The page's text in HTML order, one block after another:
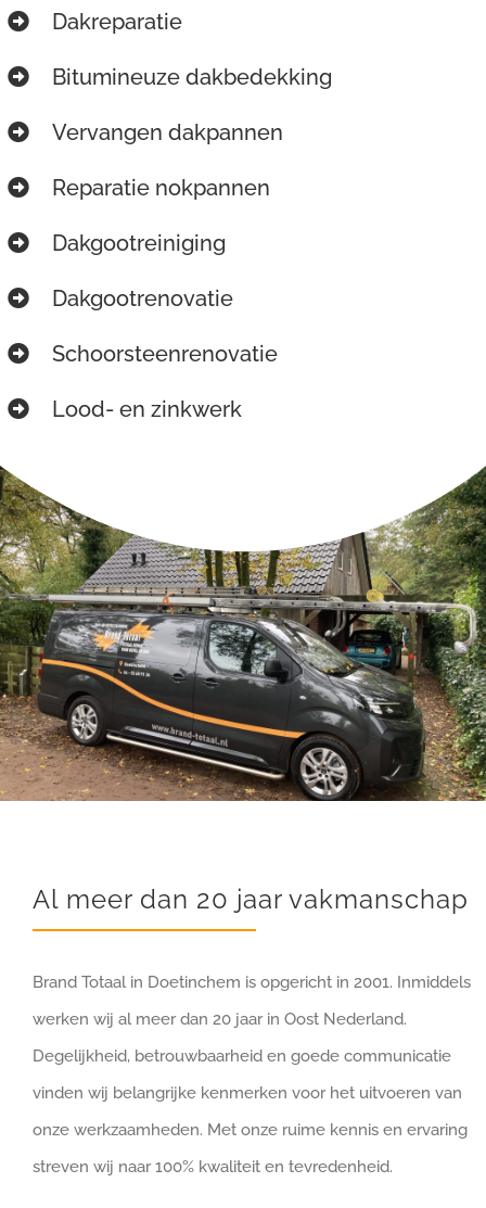
Dakreparatie
Bitumineuze dakbedekking
Vervangen dakpannen
Reparatie nokpannen
Dakgootreiniging
Dakgootrenovatie
Schoorsteenrenovatie
Lood- en zinkwerk
Al meer dan 20 jaar vakmanschap
Brand Totaal in Doetinchem is opgericht in 2001. Inmiddels
werken wij al meer dan 20 jaar in Oost Nederland.
Degelijkheid, betrouwbaarheid en goede communicatie
vinden wij belangrijke kenmerken voor het uitvoeren van
onze werkzaamheden. Met onze ruime kennis en ervaring
streven wij naar 100% kwaliteit en tevredenheid.